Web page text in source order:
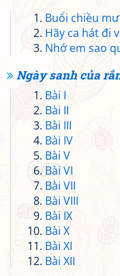
Buổi chiều
Hãy ca hát đi
Nhớ em sao
Ngày sanh của
Bài I
Bài II
Bài III
Bài IV
Bài V
Bài VI
Bài VII
Bài VIII
Bài IX
Bài X
Bài XI
Bài XII